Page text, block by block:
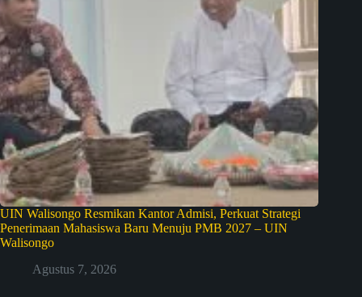
UIN Walisongo Resmikan Kantor Admisi, Perkuat Strategi
Penerimaan Mahasiswa Baru Menuju PMB 2027 – UIN
Walisongo
Agustus 7, 2026